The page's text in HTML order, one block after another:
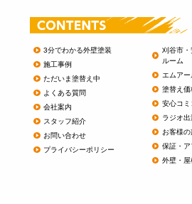
3分でわかる外壁塗装
施工事例
ただいま塗替え中
よくある質問
会社案内
スタッフ紹介
お問い合わせ
プライバシーポリシー
刈谷市
ルーム
エムア
塗替え
安心コ
ラジオ出
お客様の
保証・ア
外壁・